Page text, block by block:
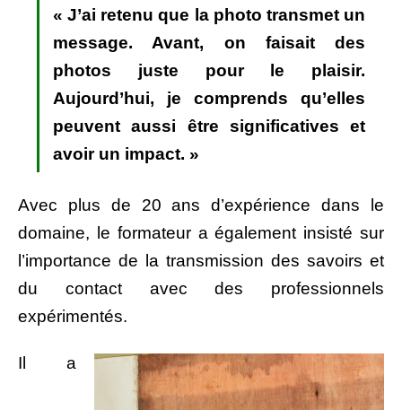
« J’ai retenu que la photo transmet un
message. Avant, on faisait des
photos juste pour le plaisir.
Aujourd’hui, je comprends qu’elles
peuvent aussi être significatives et
avoir un impact. »
Avec plus de 20 ans d’expérience dans le
domaine, le formateur a également insisté sur
l’importance de la transmission des savoirs et
du contact avec des professionnels
expérimentés.
Il a